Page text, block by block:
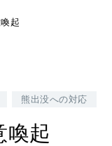
起
熊出没への対応
喚起